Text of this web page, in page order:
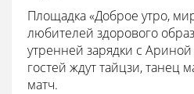
Площадка «Доброе утро,
любителей здорового
утренней зарядки с
гостей ждут тайцзи, танец
матч.